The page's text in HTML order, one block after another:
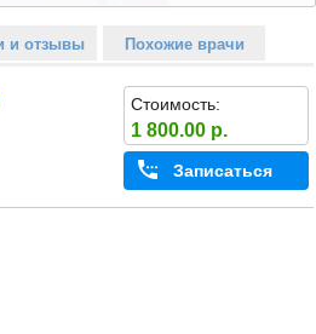
и отзывы Похожие врачи
Стоимость:
1 800.00 р.
Записаться